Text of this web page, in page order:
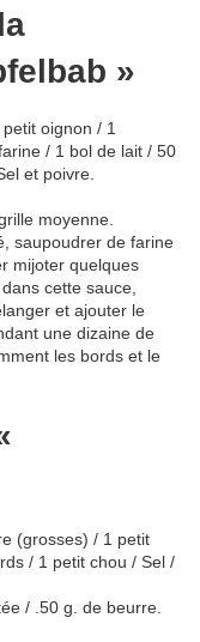
»
oignon / 1
/ 1 bol de lait / 50
et poivre.
moyenne.
saupoudrer de farine
mijoter quelques
cette sauce,
et ajouter le
une dizaine de
les bords et le
(grosses) / 1 petit
/ 1 petit chou / Sel /
/ .50 g. de beurre.